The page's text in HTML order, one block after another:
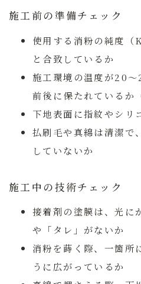
施工前の準備チェック
使用する消粉の純度（
と合致しているか
施工環境の温度が20
前後に保たれているか
下地表面に指紋やシリ
払刷毛や真綿は清潔で
していないか
施工中の技術チェック
接着剤の塗膜は、光に
や「タレ」がないか
消粉を蒔く際、一箇所
うに広がっているか